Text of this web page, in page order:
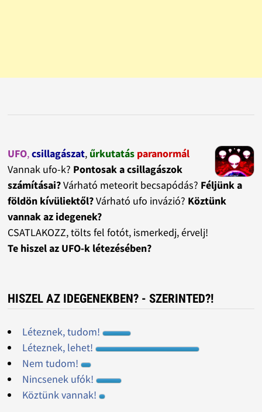
UFO,csillagászat, űrkutatás paranormál
Vannak ufo-k? Pontosak a csillagászok
számításai?Várható meteorit becsapódás? Féljünk a
földön kívüliektől?Várható ufo invázió? Köztünk
vannak az idegenek?
CSATLAKOZZ, tölts fel fotót, ismerkedj, érvelj!
Te hiszel az UFO-k létezésében?
HISZEL AZ IDEGENEKBEN? - SZERINTED?!
Léteznek, tudom!
Léteznek, lehet!
Nem tudom!
Nincsenek ufók!
Köztünk vannak!